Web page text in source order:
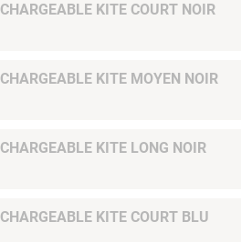
KITE COURT NOIR
KITE MOYEN NOIR
RESERVOIR RECHARGEABLE KITE LONG NOIR
KITE COURT BLU